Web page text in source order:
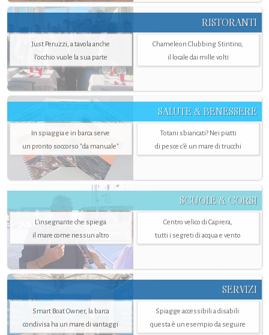
RISTORANTI
Just Peruzzi, a tavola anche
l’occhio vuole la sua parte
Chameleon Clubbing Stintino,
il locale dai mille volti
SALUTE & BENESSERE
In spiaggia e in barca serve
un pronto soccorso "da manuale"
Totani sbiancati? Nei piatti
di pesce c'è un mare di trucchi
SCUOLE & CORSI
L'insegnante che spiega
il mare come nessun altro
Centro velico di Caprera,
tutti i segreti di acqua e vento
SERVIZI
Smart Boat Owner, la barca
condivisa ha un mare di vantaggi
Spiagge accessibili a disabili:
questa è un esempio da seguire